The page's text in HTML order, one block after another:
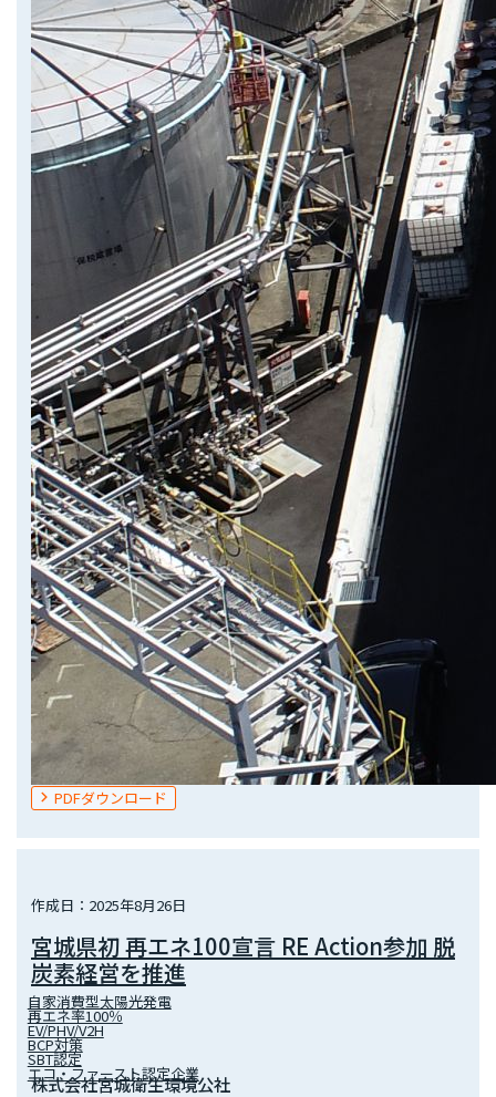
PDFダウンロード
作成日：2025年8月26日
宮城県初 再エネ100宣言 RE Action参加 脱
炭素経営を推進
自家消費型太陽光発電
再エネ率100％
EV/PHV/V2H
BCP対策
SBT認定
エコ・ファースト認定企業
株式会社宮城衛生環境公社